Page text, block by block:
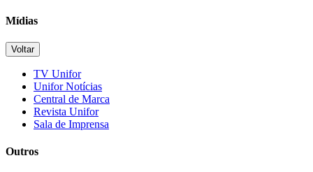
Mídias
Voltar
TV Unifor
Unifor Notícias
Central de Marca
Revista Unifor
Sala de Imprensa
Outros